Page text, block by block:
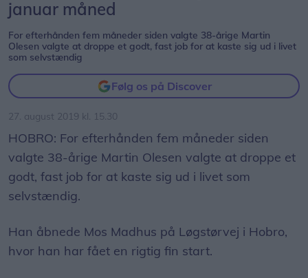
januar måned
For efterhånden fem måneder siden valgte 38-årige Martin
Olesen valgte at droppe et godt, fast job for at kaste sig ud i livet
som selvstændig
Følg os på Discover
27. august 2019 kl. 15.30
HOBRO: For efterhånden fem måneder siden
valgte 38-årige Martin Olesen valgte at droppe et
godt, fast job for at kaste sig ud i livet som
selvstændig.
Han åbnede Mos Madhus på Løgstørvej i Hobro,
hvor han har fået en rigtig fin start.